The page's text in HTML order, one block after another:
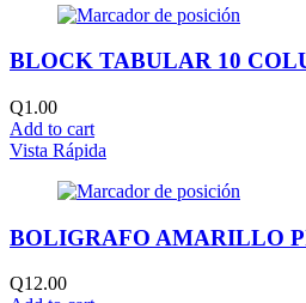
BLOCK TABULAR 10
Q1.00
Add to cart
Vista Rápida
BOLIGRAFO AMARILLO
Q12.00